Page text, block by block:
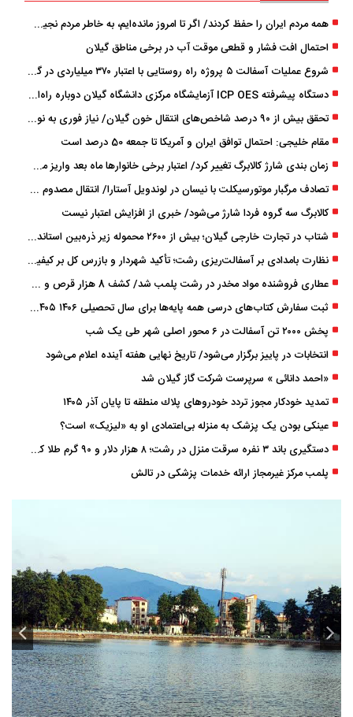
همه مردم ایران را حفظ کردند/ اگر تا امروز مانده‌ایم، به ‌خاطر مردم نجیب ایران بوده است
احتمال افت فشار و قطعی موقت آب در برخی مناطق گیلان
شروع عملیات آسفالت ۵ پروژه راه ‌روستایی با اعتبار ۳۷۰ میلیاردی در گیلان
دستگاه پیشرفته ICP OES آزمایشگاه مرکزی دانشگاه گیلان دوباره راه‌اندازی شد
تحقق بیش از ۹۰ درصد شاخص‌های انتقال خون گیلان/ نیاز فوری به نوسازی تجهیزات آزمایشگاهی
مقام خلیجی: احتمال توافق ایران و آمریکا تا جمعه 50 درصد است
زمان ‌بندی شارژ کالابرگ تغییر کرد/ اعتبار برخی خانوارها ماه بعد واریز می‌شود
تصادف مرگبار موتورسیکلت با نیسان در لوندویل آستارا/ انتقال مصدوم با اورژانس هوایی به رشت
کالابرگ سه گروه فردا شارژ می‌شود/ خبری از افزایش اعتبار نیست
شتاب در تجارت خارجی گیلان؛ بیش از ۲۶۰۰ محموله زیر ذره‌بین استاندارد
نظارت بامدادی بر آسفالت‌ریزی رشت؛ تأکید شهردار و بازرس کل بر کیفیت اجرای پروژه‌ها
عطاری فروشنده مواد مخدر در رشت پلمب شد/ کشف 8 هزار قرص و 50 لیتر شربت توهم ‌زا
ثبت سفارش کتاب‌های درسی همه پایه‌ها برای سال تحصیلی ۱۴۰۶ ۱۴۰۵ فعال شد
پخش ۲۰۰۰ تن آسفالت در ۶ محور اصلی شهر طی یک شب
انتخابات در پاییز برگزار می‌شود/ تاریخ نهایی هفته آینده اعلام می‌شود
«احمد دانائی » سرپرست شرکت گاز گیلان شد
تمدید خودكار مجوز تردد خودروهای پلاك منطقه تا پایان آذر ۱۴۰۵
عینکی‌ بودن یک پزشک به منزله بی‌اعتمادی او به «لیزیک» است؟
دستگیری باند ۳ نفره سرقت منزل در رشت؛ ۸ هزار دلار و ۹۰ گرم طلا کشف شد
پلمب مرکز غیرمجاز ارائه خدمات پزشکی در تالش